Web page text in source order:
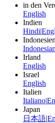
in den
English
Indien
Hindi|
Indonesien
Indonesian
Irland
English
Israel
English
Italien
Italiano|
Japan
日本語|